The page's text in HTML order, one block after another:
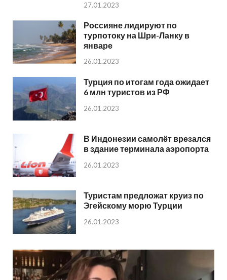
27.01.2023
Россияне лидируют по
турпотоку на Шри-Ланку в
январе
26.01.2023
Турция по итогам года ожидает
6 млн туристов из РФ
26.01.2023
В Индонезии самолёт врезался
в здание терминала аэропорта
26.01.2023
Туристам предложат круиз по
Эгейскому морю Турции
26.01.2023